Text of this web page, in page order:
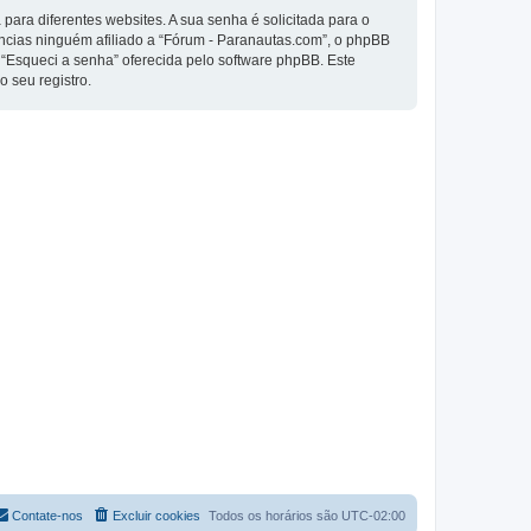
diferentes websites. A sua senha é solicitada para o
ninguém afiliado a “Fórum - Paranautas.com”, o phpBB
a senha” oferecida pelo software phpBB. Este
seu registro.
Todos os horários são UTC-02:00
Excluir cookies
Contate-nos